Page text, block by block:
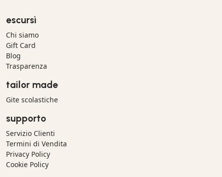
escursì
Chi siamo
Gift Card
Blog
Trasparenza
tailor made
Gite scolastiche
supporto
Servizio Clienti
Termini di Vendita
Privacy Policy
Cookie Policy